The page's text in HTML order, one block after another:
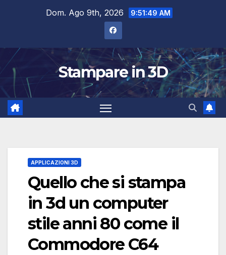
Dom. Ago 9th, 2026 9:51:50 AM
Stampare in 3D
APPLICAZIONI 3D
Quello che si stampa
in 3d un computer
stile anni 80 come il
Commodore C64